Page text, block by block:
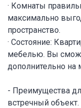
· Комнаты
максимально
пространство.
· Состояние:
мебелью. Вы
дополнительно на
- Преимущества
встречный объект.